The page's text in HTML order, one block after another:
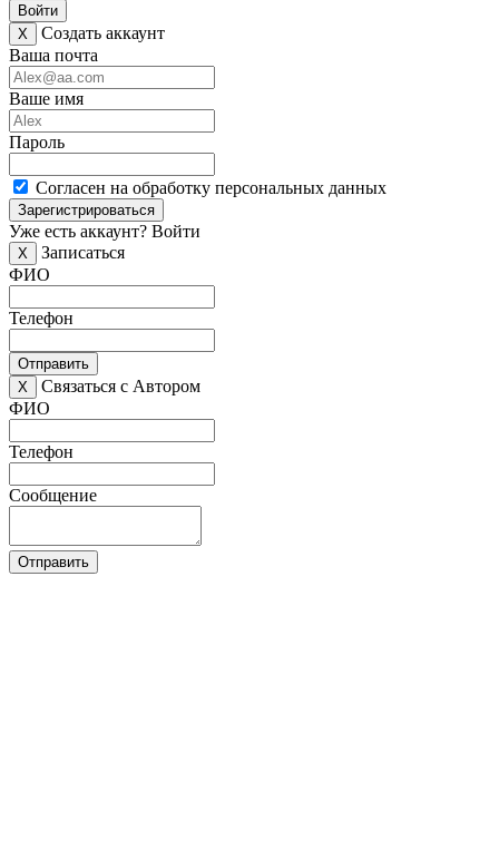
Войти
X
Создать аккаунт
Ваша почта
Ваше имя
Пароль
Согласен на обработку персональных данных
Зарегистрироваться
Уже есть аккаунт? Войти
X
Записаться
ФИО
Телефон
Отправить
X
Связаться с Автором
ФИО
Телефон
Сообщение
Отправить